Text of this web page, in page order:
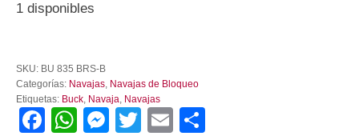
1 disponibles
supervivencia
cantidad
SKU: BU 835 BRS-B
Categorías: Navajas, Navajas de Bloqueo
Etiquetas: Buck, Navaja, Navajas
Facebook
WhatsApp
Messenger
TwitterEmail